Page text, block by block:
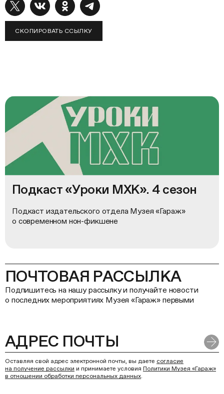
СКОПИРОВАТЬ ССЫЛКУ
Подкаст «Уроки МХК». 4 сезон
Подкаст издательского отдела Музея «Гараж»
о современном нон-фикшене
ПОЧТОВАЯ РАССЫЛКА
Подпишитесь на нашу рассылку и получайте новости
о последних мероприятиях Музея «Гараж» первыми
Оставляя свой адрес электронной почты, вы даете согласие
на получение рассылки и принимаете условия Политики Музея «Гараж»
в отношении обработки персональных данных.